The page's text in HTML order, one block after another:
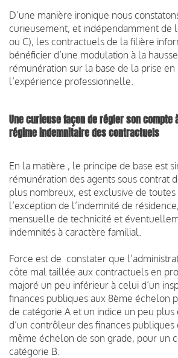
D’une manière ironique nous
curieusement, et indépendamment de
ou C), les contractuels de la filière
bénéficier d’une modulation à la
rémunération sur la base de la prise
l’expérience professionnelle.
Une curieuse façon de régler son compte
régime indemnitaire des contractuels
En la matière , le principe de base est
rémunération des agents sous contrat
plus nombreux, est exclusive de toutes
l’exception de l’indemnité de
mensuelle de technicité et
indemnités à caractère familial.
Force est de constater que
côte mal taillée aux contractuels en
majoré un peu inférieur à celui d’un
finances publiques aux 8ème échelon
de catégorie A et un indice un peu plus
d’un contrôleur des finances publiques
même échelon de son grade, pour un
catégorie B.